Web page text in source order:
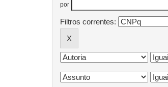
por
Filtros correntes: